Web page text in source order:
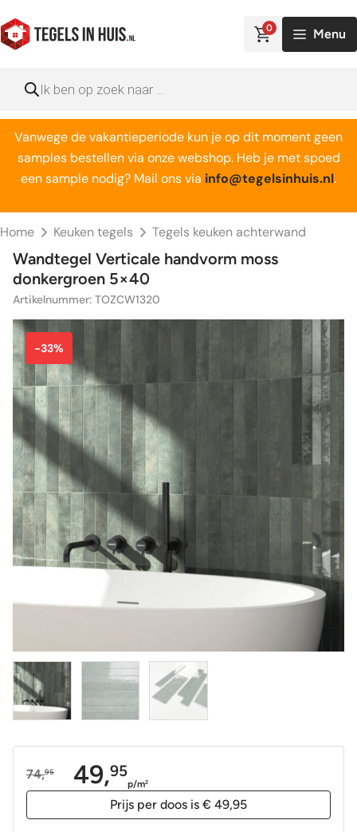
naar
de
0 Menu
zoeken
Vanwege de vakantieperiode kun je op dit moment geen
samples bestellen via onze webshop. Heb je met spoed
een sample nodig? Mail ons via info@tegelsinhuis.nl.
Home Keuken tegels Tegels keuken achterwand
Wandtegel Verticale handvorm moss
donkergroen 5×40
Artikelnummer: TOZCW1320
-33%
74,95
Oorspronkelijke
49,95
Huidige
p/m2
Prijs per doos is € 49,95